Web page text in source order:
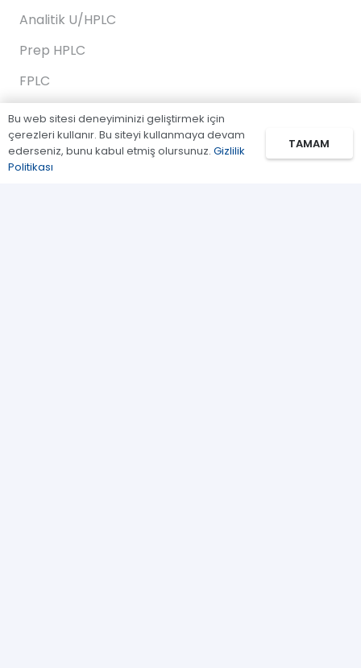
Analitik U/HPLC
Prep HPLC
FPLC
Gaz Kromatografi
Standartlar/Reaktifler
Uygulama Kitleri
Bu web sitesi deneyiminizi geliştirmek için
çerezleri kullanır. Bu siteyi kullanmaya devam
ederseniz, bunu kabul etmiş olursunuz. Gizlilik
Politikası
TAMAM